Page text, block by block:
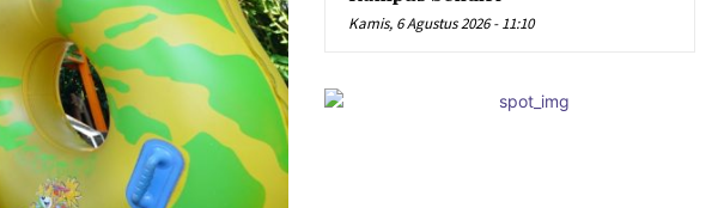
Kamis, 6 Agustus 2026 - 11:10